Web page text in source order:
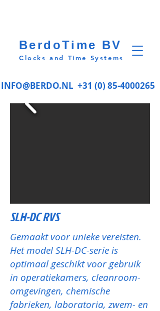
INFO@BERDO.NL +31 (0) 85-4000265
BerdoTime BV
Clocks and Time Systems
SLH-DC RVS
Gemaakt voor unieke vereisten.
Het model SLH-DC-serie is
optimaal geschikt voor gebruik
in operatiekamers, cleanroom-
omgevingen, chemische
fabrieken, laboratoria, zwem- en